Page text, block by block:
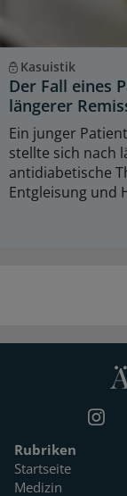
Kasuistik
Der Fall eines
längerer
Ein junger
stellte sich nach
antidiabetische
Entgleisung und
Rubriken
Startseite
Medizin